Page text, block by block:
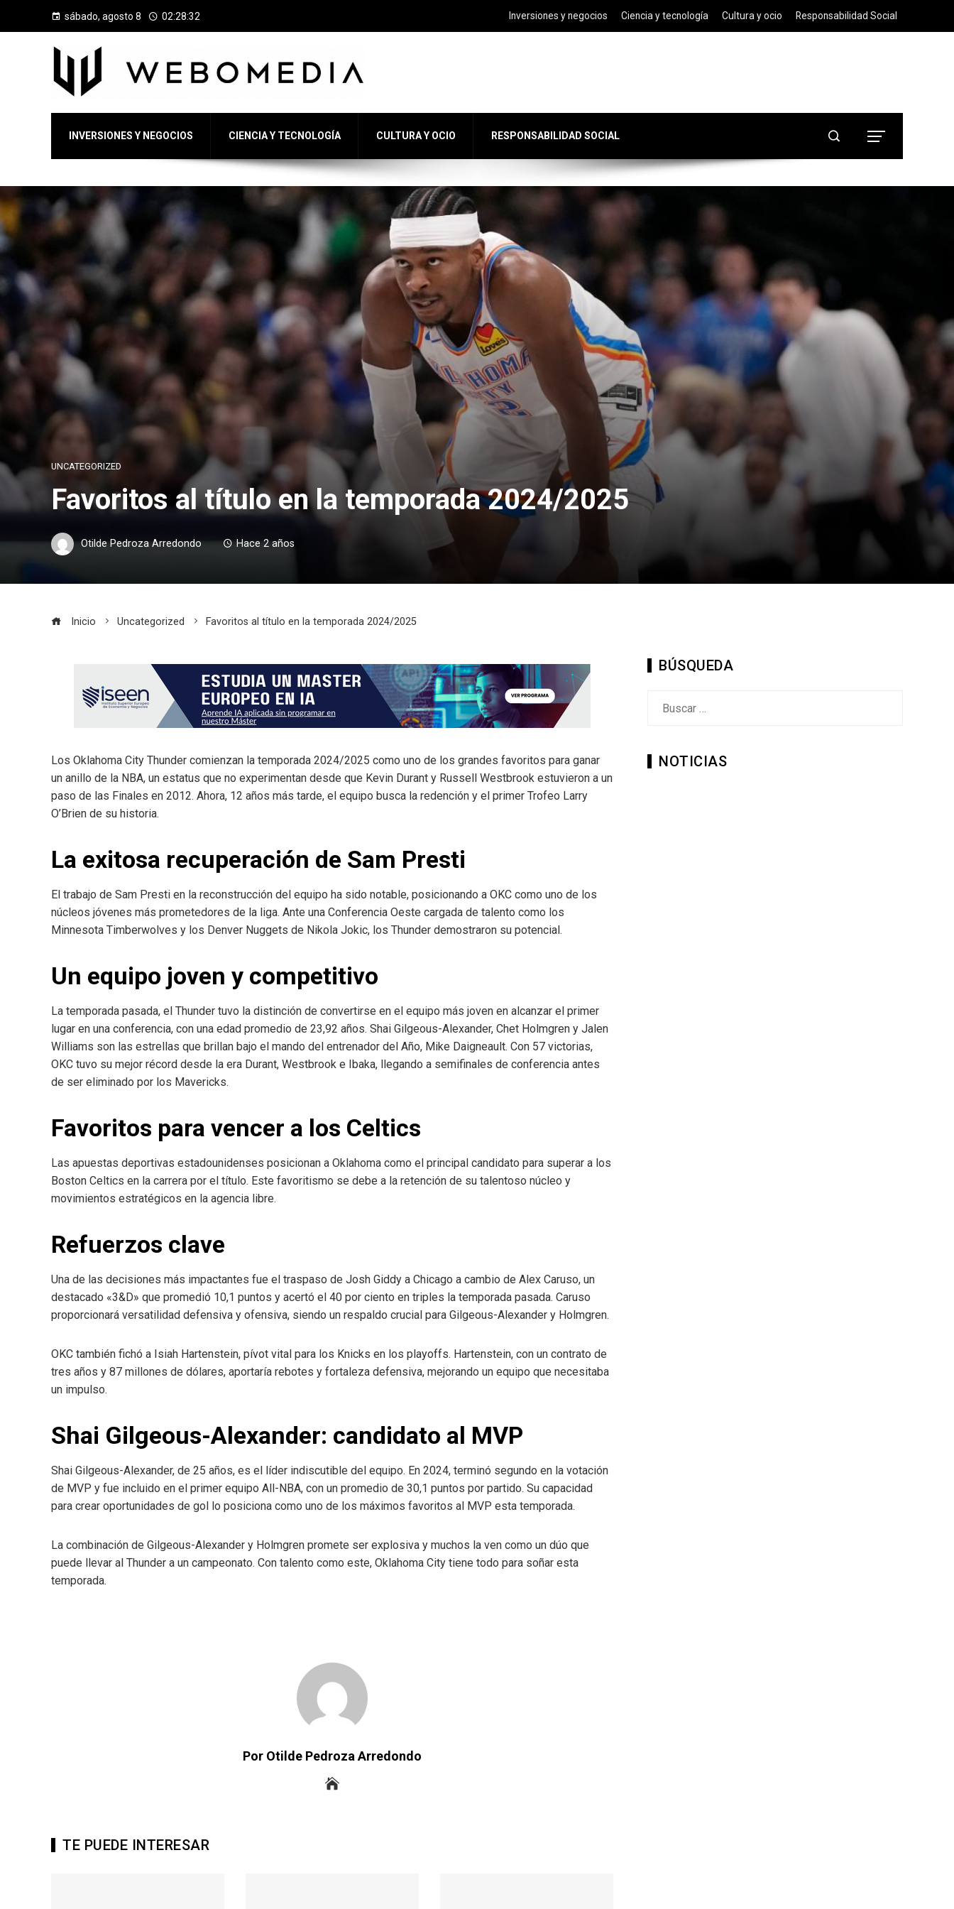
sábado, agosto 8 02:28:33 Inversiones y negocios Ciencia y tecnología Cultura y ocio Responsabilidad Social
INVERSIONES Y NEGOCIOS CIENCIA Y TECNOLOGÍA CULTURA Y OCIO RESPONSABILIDAD SOCIAL
UNCATEGORIZED
Favoritos al título en la temporada 2024/2025
Otilde Pedroza Arredondo Hace 2 años
Inicio Uncategorized Favoritos al título en la temporada 2024/2025
Los Oklahoma City Thunder comienzan la temporada 2024/2025 como uno de los grandes favoritos para ganar
un anillo de la NBA, un estatus que no experimentan desde que Kevin Durant y Russell Westbrook estuvieron a un
paso de las Finales en 2012. Ahora, 12 años más tarde, el equipo busca la redención y el primer Trofeo Larry
O’Brien de su historia.
La exitosa recuperación de Sam Presti
El trabajo de Sam Presti en la reconstrucción del equipo ha sido notable, posicionando a OKC como uno de los
núcleos jóvenes más prometedores de la liga. Ante una Conferencia Oeste cargada de talento como los
Minnesota Timberwolves y los Denver Nuggets de Nikola Jokic, los Thunder demostraron su potencial.
Un equipo joven y competitivo
La temporada pasada, el Thunder tuvo la distinción de convertirse en el equipo más joven en alcanzar el primer
lugar en una conferencia, con una edad promedio de 23,92 años. Shai Gilgeous-Alexander, Chet Holmgren y Jalen
Williams son las estrellas que brillan bajo el mando del entrenador del Año, Mike Daigneault. Con 57 victorias,
OKC tuvo su mejor récord desde la era Durant, Westbrook e Ibaka, llegando a semifinales de conferencia antes
de ser eliminado por los Mavericks.
Favoritos para vencer a los Celtics
Las apuestas deportivas estadounidenses posicionan a Oklahoma como el principal candidato para superar a los
Boston Celtics en la carrera por el título. Este favoritismo se debe a la retención de su talentoso núcleo y
movimientos estratégicos en la agencia libre.
Refuerzos clave
Una de las decisiones más impactantes fue el traspaso de Josh Giddy a Chicago a cambio de Alex Caruso, un
destacado «3&D» que promedió 10,1 puntos y acertó el 40 por ciento en triples la temporada pasada. Caruso
proporcionará versatilidad defensiva y ofensiva, siendo un respaldo crucial para Gilgeous-Alexander y Holmgren.
OKC también fichó a Isiah Hartenstein, pívot vital para los Knicks en los playoffs. Hartenstein, con un contrato de
tres años y 87 millones de dólares, aportaría rebotes y fortaleza defensiva, mejorando un equipo que necesitaba
un impulso.
Shai Gilgeous-Alexander: candidato al MVP
Shai Gilgeous-Alexander, de 25 años, es el líder indiscutible del equipo. En 2024, terminó segundo en la votación
de MVP y fue incluido en el primer equipo All-NBA, con un promedio de 30,1 puntos por partido. Su capacidad
para crear oportunidades de gol lo posiciona como uno de los máximos favoritos al MVP esta temporada.
La combinación de Gilgeous-Alexander y Holmgren promete ser explosiva y muchos la ven como un dúo que
puede llevar al Thunder a un campeonato. Con talento como este, Oklahoma City tiene todo para soñar esta
temporada.
Por Otilde Pedroza Arredondo
TE PUEDE INTERESAR
BÚSQUEDA
NOTICIAS